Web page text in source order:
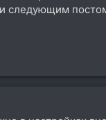
следующим